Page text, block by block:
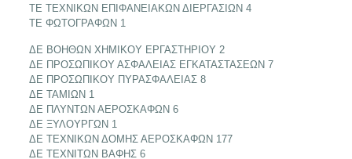
ΤΕ ΤΕΧΝΙΚΩΝ ΕΠΙΦΑΝΕΙΑΚΩΝ ΔΙΕΡΓΑΣΙΩΝ 4
ΤΕ ΦΩΤΟΓΡΑΦΩΝ 1
ΔΕ ΒΟΗΘΩΝ ΧΗΜΙΚΟΥ ΕΡΓΑΣΤΗΡΙΟΥ 2
ΔΕ ΠΡΟΣΩΠΙΚΟΥ ΑΣΦΑΛΕΙΑΣ ΕΓΚΑΤΑΣΤΑΣΕΩΝ 7
ΔΕ ΠΡΟΣΩΠΙΚΟΥ ΠΥΡΑΣΦΑΛΕΙΑΣ 8
ΔΕ ΤΑΜΙΩΝ 1
ΔΕ ΠΛΥΝΤΩΝ ΑΕΡΟΣΚΑΦΩΝ 6
ΔΕ ΞΥΛΟΥΡΓΩΝ 1
ΔΕ ΤΕΧΝΙΚΩΝ ΔΟΜΗΣ ΑΕΡΟΣΚΑΦΩΝ 177
ΔΕ ΤΕΧΝΙΤΩΝ ΒΑΦΗΣ 6